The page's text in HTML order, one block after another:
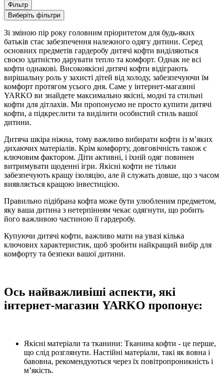
Фільтр
Виберіть фільтри
Зі зміною пір року головним пріоритетом для будь-яких
батьків стає забезпечення належного одягу дитини. Серед
основних предметів гардеробу дитячі кофти виділяються
своєю здатністю дарувати тепло та комфорт. Однак не всі
кофти однакові. Високоякісні дитячі кофти відіграють
вирішальну роль у захисті дітей від холоду, забезпечуючи їм
комфорт протягом усього дня. Саме у інтернет-магазині
YARKO ви знайдете максимально якісні, модні та стильні
кофти для дітлахів. Ми пропонуємо не просто купити дитячі
кофти, а підкреслити та виділити особистий стиль вашої
дитини.
Дитяча шкіра ніжна, тому важливо вибирати кофти із м’яких
дихаючих матеріалів. Крім комфорту, довговічність також є
ключовим фактором. Діти активні, і їхній одяг повинен
витримувати щоденні ігри. Якісні кофти не тільки
забезпечують кращу ізоляцію, але й служать довше, що з часом
виявляється кращою інвестицією.
Правильно підібрана кофта може бути улюбленим предметом,
яку ваша дитина з нетерпінням чекає одягнути, що робить
його важливою частиною її гардеробу.
Купуючи дитячі кофти, важливо мати на увазі кілька
ключових характеристик, щоб зробити найкращий вибір для
комфорту та безпеки вашої дитини.
Ось найважливіші аспекти, які
інтернет-магазин YARKO пропонує:
Якісні матеріали та тканини: Тканина кофти - це перше,
що слід розглянути. Настійні матеріали, такі як вовна і
бавовна, рекомендуються через їх повітропроникність і
м’якість.